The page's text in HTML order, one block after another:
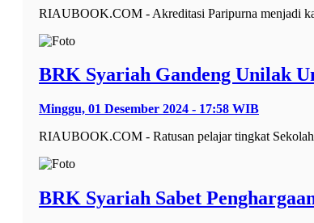
RIAUBOOK.COM - Akreditasi Paripurna menjadi
BRK Syariah Gandeng Unilak
Minggu, 01 Desember 2024 - 17:58 WIB
RIAUBOOK.COM - Ratusan pelajar tingkat
BRK Syariah Sabet